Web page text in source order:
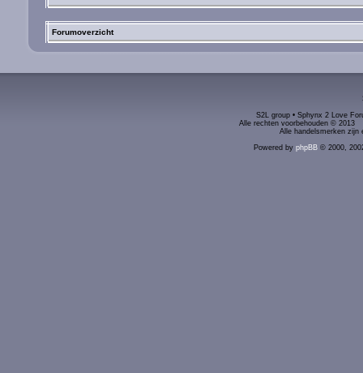
Forumoverzicht
S2L group • Sphynx 2 Love
Alle rechten voorbehouden ©
Alle handelsmerken zijn
Powered by phpBB© 2000,